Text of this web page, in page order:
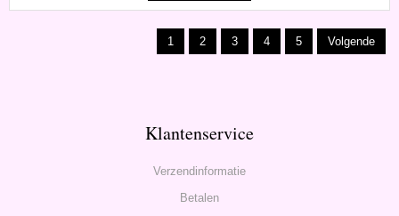
1 2 3 4 5 Volgende
Klantenservice
Verzendinformatie
Betalen